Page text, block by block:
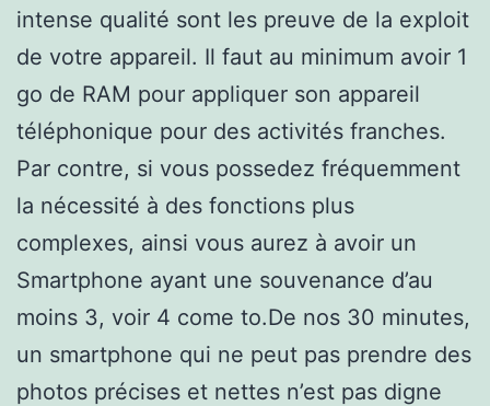
intense qualité sont les preuve de la exploit
de votre appareil. Il faut au minimum avoir 1
go de RAM pour appliquer son appareil
téléphonique pour des activités franches.
Par contre, si vous possedez fréquemment
la nécessité à des fonctions plus
complexes, ainsi vous aurez à avoir un
Smartphone ayant une souvenance d’au
moins 3, voir 4 come to.De nos 30 minutes,
un smartphone qui ne peut pas prendre des
photos précises et nettes n’est pas digne